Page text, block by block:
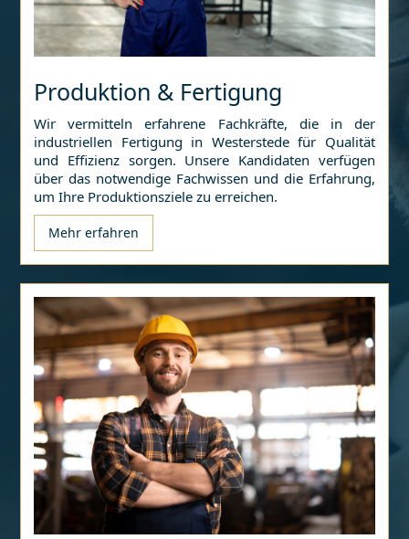
Produktion & Fertigung
Wir vermitteln erfahrene Fachkräfte, die in der
industriellen Fertigung in Westerstedefür Qualität
und Effizienz sorgen. Unsere Kandidaten verfügen
über das notwendige Fachwissen und die Erfahrung,
um Ihre Produktionsziele zu erreichen.
Mehr erfahren